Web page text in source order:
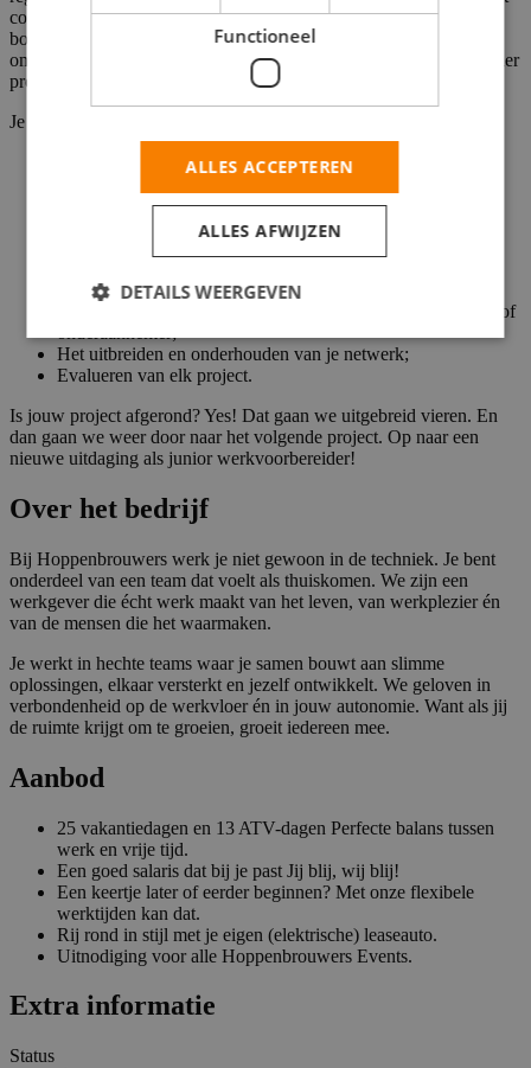
contact met leveranciers. Jij houdt de lijnen kort, ook op de
bouwlocatie, want daar voel jij je thuis. Bij ons krijg je de vrijheid
om jouw vakmanschap te laten zien, invloed op het succes van ieder
project én waardering voor jouw inzet.
Je bent onder andere bezig met het:
Controleren van de tekeningen van werktuigbouwkundige
Overleggen met aannemers, opdrachtgevers en monteurs;
Bestellen van de juiste materialen in samenwerking met de
projectleider van jouw team;
Het onderhouden van een goede band met de aannemer en/of
Het uitbreiden en onderhouden van je netwerk;
Evalueren van elk project.
Is jouw project afgerond? Yes! Dat gaan we uitgebreid vieren. En
dan gaan we weer door naar het volgende project. Op naar een
nieuwe uitdaging als junior werkvoorbereider!
Over het bedrijf
Bij Hoppenbrouwers werk je niet gewoon in de techniek. Je bent
onderdeel van een team dat voelt als thuiskomen. We zijn een
werkgever die écht werk maakt van het leven, van werkplezier én
van de mensen die het waarmaken.
Je werkt in hechte teams waar je samen bouwt aan slimme
oplossingen, elkaar versterkt en jezelf ontwikkelt. We geloven in
verbondenheid op de werkvloer én in jouw autonomie. Want als jij
de ruimte krijgt om te groeien, groeit iedereen mee.
Aanbod
25 vakantiedagen en 13 ATV-dagen Perfecte balans tussen
werk en vrije tijd.
Een goed salaris dat bij je past Jij blij, wij blij!
Een keertje later of eerder beginnen? Met onze flexibele
werktijden kan dat.
Rij rond in stijl met je eigen (elektrische) leaseauto.
Uitnodiging voor alle Hoppenbrouwers Events.
Extra informatie
Status
Functioneel
ALLES ACCEPTEREN
ALLES AFWIJZEN
DETAILS WEERGEVEN